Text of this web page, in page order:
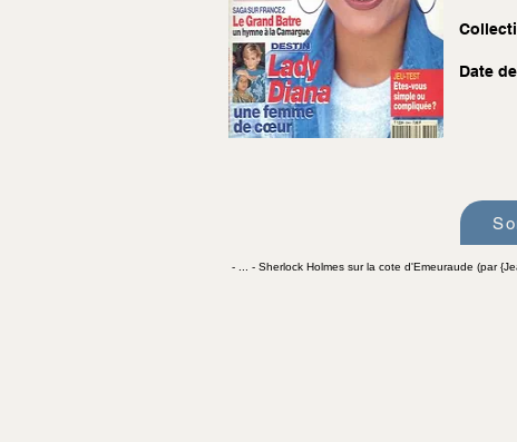
Date
- ... - Sherlock Holmes sur la cote d'Emeuraude (par